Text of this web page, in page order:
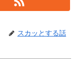
スカッとする話